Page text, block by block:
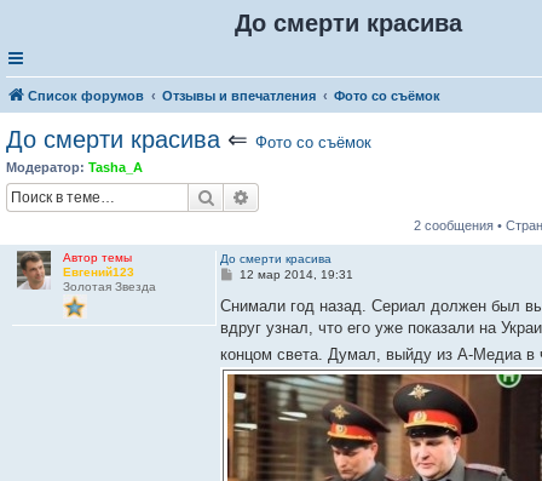
До смерти красива
Список форумов Отзывы и впечатления Фото со съёмок
До смерти красива ⇐ Фото со съёмок
Модератор: Tasha_A
Поиск
2 сообщения •
Автор темы
Евгений123
Золотая Звезда
До смерти красива
С
о
щ
н
и
е
12 мар 2014, 19:31
Снимали год назад. Сериал должен был
вдруг узнал, что его уже показали на
концом света. Думал, выйду из А-Медиа